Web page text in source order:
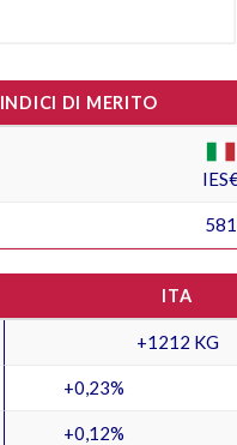
INDICI DI MERITO
581
ITA
+1212 KG
+0,23%
+0,12%